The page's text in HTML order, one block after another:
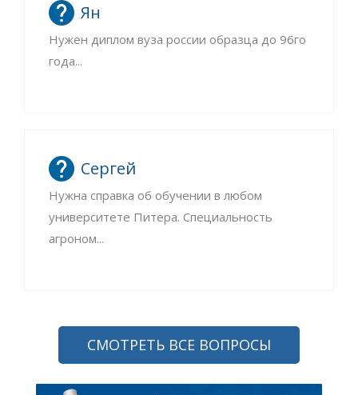
Ян
Нужен диплом вуза россии образца до 96го
года...
Сергей
Нужна справка об обучении в любом
университете Питера. Специальность
агроном...
СМОТРЕТЬ ВСЕ ВОПРОСЫ